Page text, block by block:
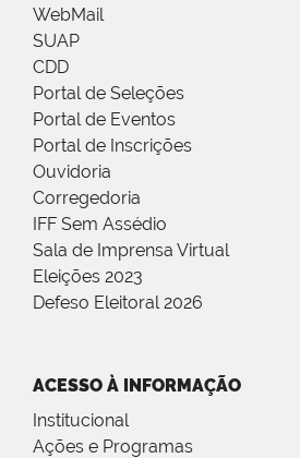
WebMail
SUAP
CDD
Portal de Seleções
Portal de Eventos
Portal de Inscrições
Ouvidoria
Corregedoria
IFF Sem Assédio
Sala de Imprensa Virtual
Eleições 2023
Defeso Eleitoral 2026
ACESSO À INFORMAÇÃO
Institucional
Ações e Programas